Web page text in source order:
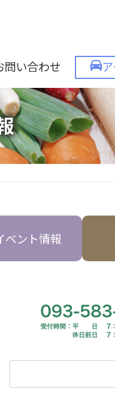
問い合わせ ア
ベント情報